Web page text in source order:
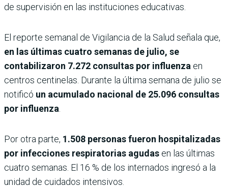
de supervisión en las instituciones educativas.
El reporte semanal de Vigilancia de la Salud señala que,
en las últimas cuatro semanas de julio, se
contabilizaron 7.272 consultas por influenza en
centros centinelas. Durante la última semana de julio se
notificó un acumulado nacional de 25.096 consultas
por influenza.
Por otra parte, 1.508 personas fueron hospitalizadas
por infecciones respiratorias agudas en las últimas
cuatro semanas. El 16 % de los internados ingresó a la
unidad de cuidados intensivos.